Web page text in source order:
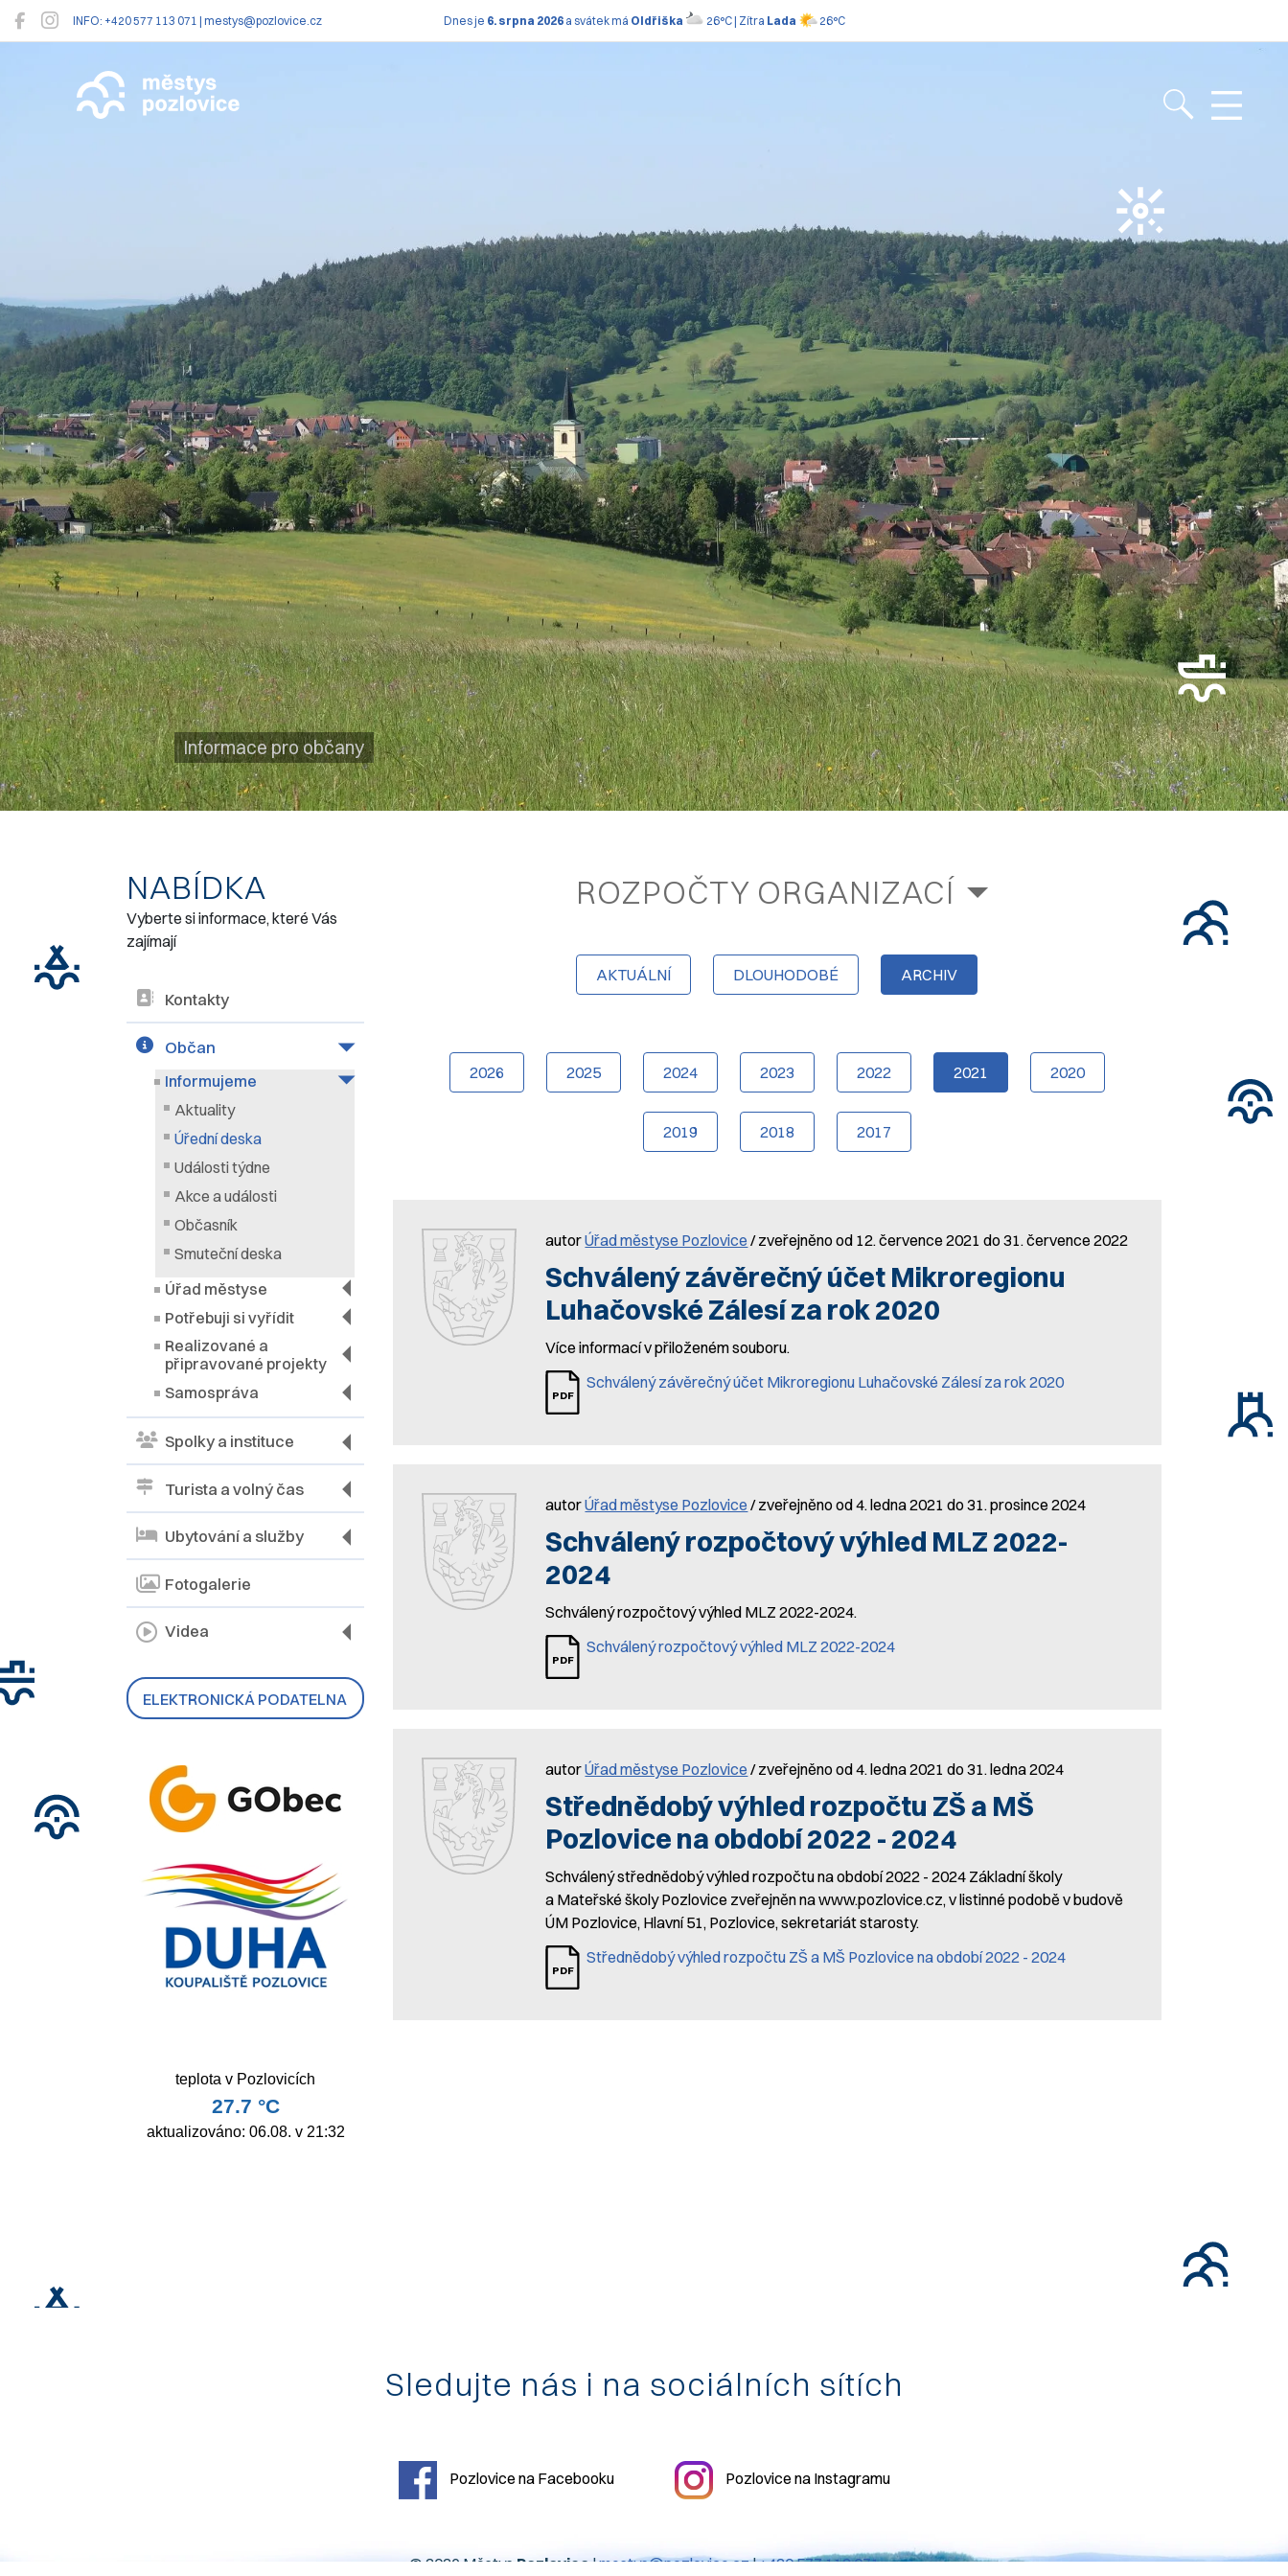
INFO: +420 577 113 071 | mestys@pozlovice.cz Dnes je 6. srpna 2026a svátek má Oldřiška 26°C | Zítra Lada 26°C
Pozlovice
Informace pro občany
NABÍDKA
Vyberte si informace, které Vás
zajímají
Kontakty
Občan
Informujeme
Aktuality
Úřední deska
Události týdne
Akce a události
Občasník
Smuteční deska
Úřad městyse
Potřebuji si vyřídit
Realizované a
připravované projekty
Samospráva
Spolky a instituce
Turista a volný čas
Ubytování a služby
Fotogalerie
Videa
ELEKTRONICKÁ PODATELNA
ROZPOČTY ORGANIZACÍ
AKTUÁLNÍ DLOUHODOBÉ ARCHIV
2026 2025 2024 2023 2022 2021 2020
2019 2018 2017
autorÚřad městyse Pozlovice / zveřejněno od 12. července 2021 do 31. července 2022
Schválený závěrečný účet Mikroregionu
Luhačovské Zálesí za rok 2020
Více informací v přiloženém souboru.
Schválený závěrečný účet Mikroregionu Luhačovské Zálesí za rok 2020
autorÚřad městyse Pozlovice / zveřejněno od 4. ledna 2021 do 31. prosince 2024
Schválený rozpočtový výhled MLZ 2022-
2024
Schválený rozpočtový výhled MLZ 2022-2024.
Schválený rozpočtový výhled MLZ 2022-2024
autorÚřad městyse Pozlovice / zveřejněno od 4. ledna 2021 do 31. ledna 2024
Střednědobý výhled rozpočtu ZŠ a MŠ
Pozlovice na období 2022 - 2024
Schválený střednědobý výhled rozpočtu na období 2022 - 2024 Základní školy
a Mateřské školy Pozlovice zveřejněn na www.pozlovice.cz, v listinné podobě v budově
ÚM Pozlovice, Hlavní 51, Pozlovice, sekretariát starosty.
Střednědobý výhled rozpočtu ZŠ a MŠ Pozlovice na období 2022 - 2024
Sledujte nás i na sociálních sítích
Pozlovice na Facebooku Pozlovice na Instagramu
© 2026 Městys Pozlovice|mestys@pozlovice.cz|+420 577 113 071